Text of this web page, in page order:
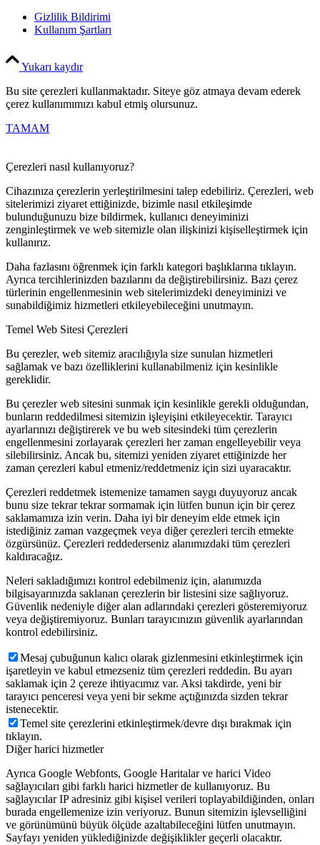
Gizlilik Bildirimi
Kullanım Şartları
Yukarı kaydır
Bu site çerezleri kullanmaktadır. Siteye göz atmaya devam ederek
çerez kullanımımızı kabul etmiş olursunuz.
TAMAM
Çerezleri nasıl kullanıyoruz?
Cihazınıza çerezlerin yerleştirilmesini talep edebiliriz. Çerezleri, web
sitelerimizi ziyaret ettiğinizde, bizimle nasıl etkileşimde
bulunduğunuzu bize bildirmek, kullanıcı deneyiminizi
zenginleştirmek ve web sitemizle olan ilişkinizi kişiselleştirmek için
kullanırız.
Daha fazlasını öğrenmek için farklı kategori başlıklarına tıklayın.
Ayrıca tercihlerinizden bazılarını da değiştirebilirsiniz. Bazı çerez
türlerinin engellenmesinin web sitelerimizdeki deneyiminizi ve
sunabildiğimiz hizmetleri etkileyebileceğini unutmayın.
Temel Web Sitesi Çerezleri
Bu çerezler, web sitemiz aracılığıyla size sunulan hizmetleri
sağlamak ve bazı özelliklerini kullanabilmeniz için kesinlikle
gereklidir.
Bu çerezler web sitesini sunmak için kesinlikle gerekli olduğundan,
bunların reddedilmesi sitemizin işleyişini etkileyecektir. Tarayıcı
ayarlarınızı değiştirerek ve bu web sitesindeki tüm çerezlerin
engellenmesini zorlayarak çerezleri her zaman engelleyebilir veya
silebilirsiniz. Ancak bu, sitemizi yeniden ziyaret ettiğinizde her
zaman çerezleri kabul etmeniz/reddetmeniz için sizi uyaracaktır.
Çerezleri reddetmek istemenize tamamen saygı duyuyoruz ancak
bunu size tekrar tekrar sormamak için lütfen bunun için bir çerez
saklamamıza izin verin. Daha iyi bir deneyim elde etmek için
istediğiniz zaman vazgeçmek veya diğer çerezleri tercih etmekte
özgürsünüz. Çerezleri reddederseniz alanımızdaki tüm çerezleri
kaldıracağız.
Neleri sakladığımızı kontrol edebilmeniz için, alanımızda
bilgisayarınızda saklanan çerezlerin bir listesini size sağlıyoruz.
Güvenlik nedeniyle diğer alan adlarındaki çerezleri gösteremiyoruz
veya değiştiremiyoruz. Bunları tarayıcınızın güvenlik ayarlarından
kontrol edebilirsiniz.
Mesaj çubuğunun kalıcı olarak gizlenmesini etkinleştirmek için
işaretleyin ve kabul etmezseniz tüm çerezleri reddedin. Bu ayarı
saklamak için 2 çereze ihtiyacımız var. Aksi takdirde, yeni bir
tarayıcı penceresi veya yeni bir sekme açtığınızda sizden tekrar
istenecektir.
Temel site çerezlerini etkinleştirmek/devre dışı bırakmak için
tıklayın.
Diğer harici hizmetler
Ayrıca Google Webfonts, Google Haritalar ve harici Video
sağlayıcıları gibi farklı harici hizmetler de kullanıyoruz. Bu
sağlayıcılar IP adresiniz gibi kişisel verileri toplayabildiğinden, onları
burada engellemenize izin veriyoruz. Bunun sitemizin işlevselliğini
ve görünümünü büyük ölçüde azaltabileceğini lütfen unutmayın.
Sayfayı yeniden yüklediğinizde değişiklikler geçerli olacaktır.